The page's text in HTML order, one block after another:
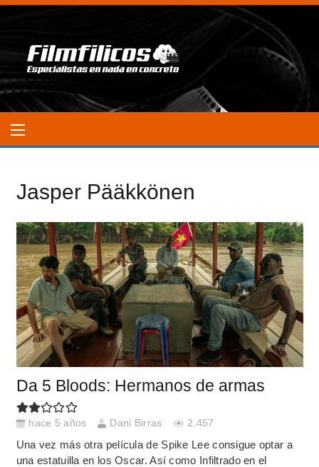
Jasper Pääkkönen
Da 5 Bloods: Hermanos de armas
hace 5 años Dani Birras 2.457
Una vez más otra película de Spike Lee consigue optar a
una estatuilla en los Oscar. Así como Infiltrado en el